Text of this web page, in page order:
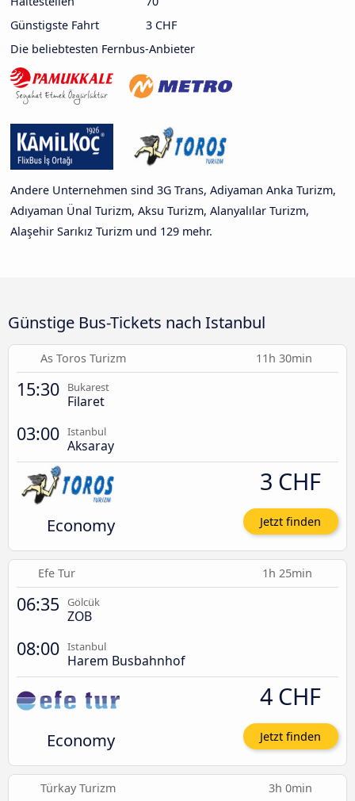
Günstigste Fahrt
3 CHF
Die beliebtesten Fernbus-Anbieter
Andere Unternehmen sind 3G Trans, Adiyaman Anka Turizm,
Adıyaman Ünal Turizm, Aksu Turizm, Alanyalılar Turizm,
Alaşehir Sarıkız Turizm und 129 mehr.
Günstige Bus-Tickets nach Istanbul
As Toros Turizm 11h 30min
15:30 Bukarest
Filaret
03:00 Istanbul
Aksaray
Economy
3 CHF
Jetzt finden
Efe Tur 1h 25min
06:35 Gölcük
ZOB
08:00 Istanbul
Harem Busbahnhof
Economy
4 CHF
Jetzt finden
Türkay Turizm 3h 0min